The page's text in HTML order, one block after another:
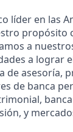
líder en las
propósito
a
a lograr
de asesoría,
de banca
y